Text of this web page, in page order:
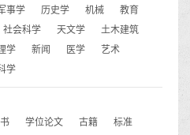
事学 历史学 机械
教育
社会科学 天文学
土木建筑
学 新闻 医学
艺术
学
学位论文 古籍
标准